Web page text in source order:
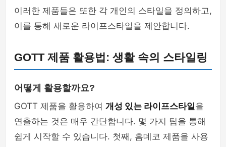
이러한 제품들은 또한 각 개인의 스타일을 정의하고,
이를 통해 새로운 라이프스타일을 제안합니다.
GOTT 제품 활용법: 생활 속의 스타일링
어떻게 활용할까요?
GOTT 제품을 활용하여 개성 있는 라이프스타일을
연출하는 것은 매우 간단합니다. 몇 가지 팁을 통해
쉽게 시작할 수 있습니다. 첫째, 홈데코 제품을 사용